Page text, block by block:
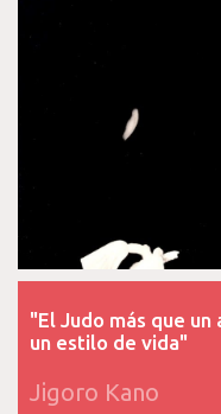
"El Judo más que
un estilo de vida"
Jigoro Kano